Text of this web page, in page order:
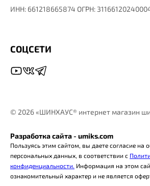
© 2026 «ШИНХАУС® интернет магазин
ИНН: 661218665874 ОГРН:
СОЦСЕТИ
Разработка сайта - umiks.com
Пользуясь этим сайтом, вы даете согласие на
персональных данных, в соответствии с
конфиденциальности. Информация на этом
ознакомительный характер и не является